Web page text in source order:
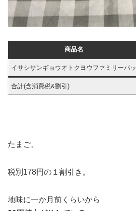
商品名
イサシサンギョウオトクヨウファミリーパッ
合計(含消費税&割引)
たまご。
税別178円の１割引き。
地味に一か月前くらいから